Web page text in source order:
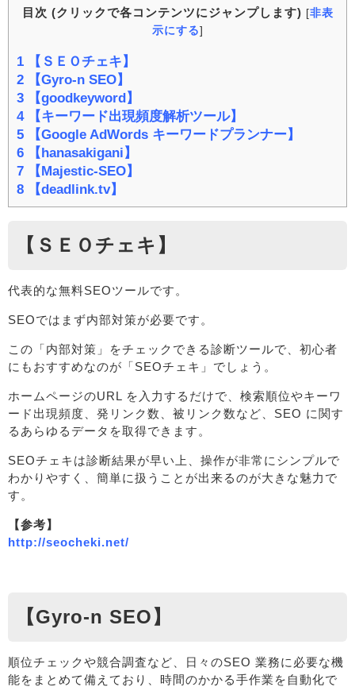
目次 (クリックで各コンテンツにジャンプします) [非表
示にする]
1 【ＳＥＯチェキ】
2 【Gyro-n SEO】
3 【goodkeyword】
4【キーワード出現頻度解析ツール】
5 【Google AdWords キーワードプランナー】
6 【hanasakigani】
7 【Majestic-SEO】
8 【deadlink.tv】
【ＳＥＯチェキ】
代表的な無料SEOツールです。
SEOではまず内部対策が必要です。
この「内部対策」をチェックできる診断ツールで、初心者
にもおすすめなのが「SEOチェキ」でしょう。
ホームページのURL を入力するだけで、検索順位やキーワ
ード出現頻度、発リンク数、被リンク数など、SEO に関す
るあらゆるデータを取得できます。
SEOチェキは診断結果が早い上、操作が非常にシンプルで
わかりやすく、簡単に扱うことが出来るのが大きな魅力で
す。
【参考】
http://seocheki.net/
【Gyro-n SEO】
順位チェックや競合調査など、日々のSEO 業務に必要な機
能をまとめて備えており、時間のかかる手作業を自動化で